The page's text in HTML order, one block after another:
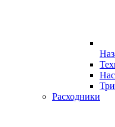
Расходники